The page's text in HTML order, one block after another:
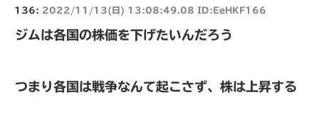
136: 2022/11/13(日) 13:08:49.08 ID:EeHKF166
ジムは各国の株価を下げたいんだろう
つまり各国は戦争なんて起こさず、株は上昇する